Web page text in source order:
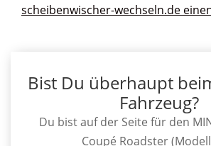
scheibenwischer-wechseln.de
Bist Du überhaupt
Fahrzeug?
Du bist auf der Seite für den
Coupé Roadster